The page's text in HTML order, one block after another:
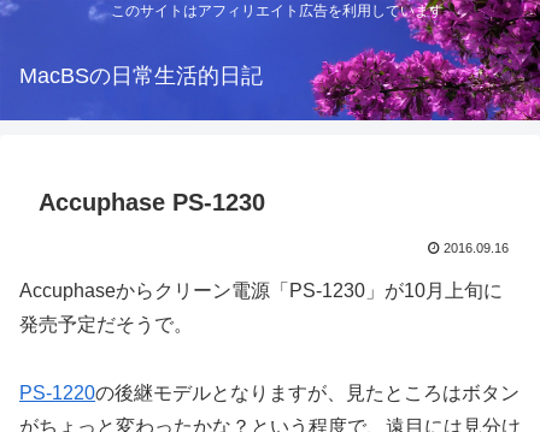
このサイトはアフィリエイト広告を利用しています
MacBSの日常生活的日記
Accuphase PS-1230
2016.09.16
Accuphaseからクリーン電源「PS-1230」が10月上旬に
発売予定だそうで。
PS-1220の後継モデルとなりますが、見たところはボタン
がちょっと変わったかな？という程度で、遠目には見分け